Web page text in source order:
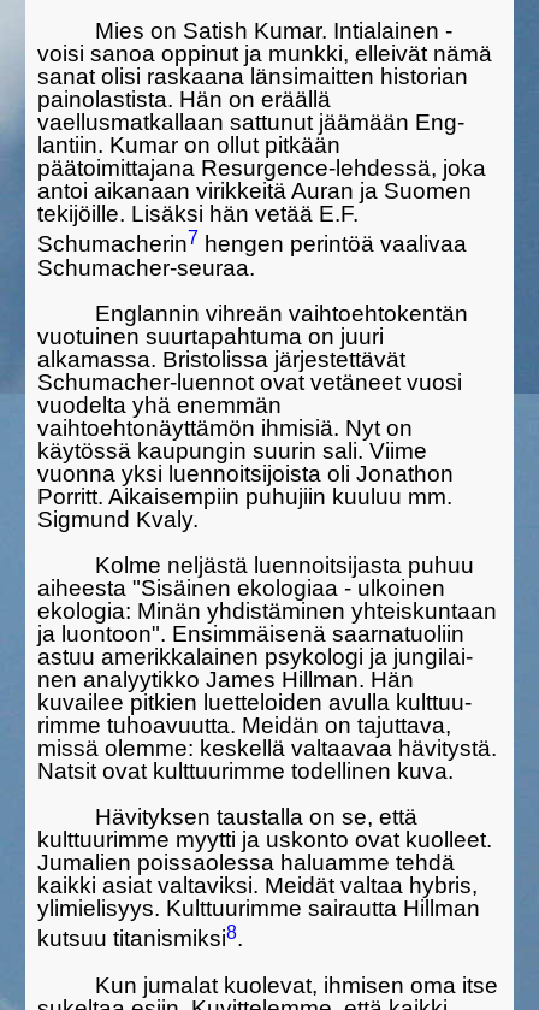
Mies on Satish Kumar. Intialainen -
voisi sanoa oppinut ja munkki, elleivät nämä
sanat olisi raskaana länsimaitten historian
painolastista. Hän on eräällä
vaellusmatkallaan sattunut jäämään Eng­
lantiin. Kumar on ollut pitkään
päätoimittajana Resurgence-lehdessä, joka
antoi aikanaan virikkeitä Auran ja Suomen
tekijöille. Lisäksi hän vetää E.F.
Schumacherin7 hengen perintöä vaalivaa
Schumacher-seu­raa.
Englannin vihreän vaihtoehtokentän
vuotuinen suurtapahtuma on juuri
alkamassa. Bristolissa järjestettävät
Schumacher-luennot ovat vetäneet vuosi
vuodelta yhä enemmän
vaihtoehtonäyttämön ihmisiä. Nyt on
käytössä kaupungin suurin sali. Viime
vuonna yksi luennoitsi­jois­ta oli Jonathon
Porritt. Aikaisempiin puhujiin kuuluu mm.
Sigmund Kva­ly.
Kolme neljästä luennoitsijasta puhuu
aiheesta "Sisäinen ekolo­giaa - ulkoi­nen
ekologia: Minän yhdistäminen yhteiskuntaan
ja luon­toon". Ensim­mäisenä saarnatuoliin
astuu amerikkalainen psykologi ja jungilai­
nen analyytikko James Hillman. Hän
kuvailee pitkien luetteloiden avulla kulttuu­
rimme tuhoavuutta. Meidän on tajuttava,
missä olemme: keskel­lä valtaavaa hävitystä.
Natsit ovat kulttuurimme todellinen kuva.
Hävityksen taustalla on se, että
kulttuurimme myytti ja uskonto ovat kuolleet.
Jumalien poissaolessa haluamme tehdä
kaikki asiat valtaviksi. Meidät valtaa hybris,
ylimielisyys. Kulttuurimme sairautta Hillman
kutsuu titanismiksi8.
Kun jumalat kuolevat, ihmisen oma itse